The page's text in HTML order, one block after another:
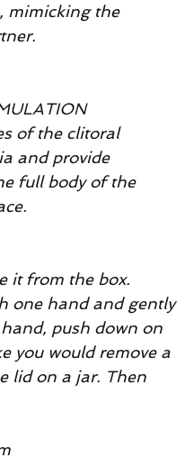
mimicking the
of the clitoral
and provide
full body of the
it from the box.
one hand and gently
push down on
you would remove a
lid on a jar. Then